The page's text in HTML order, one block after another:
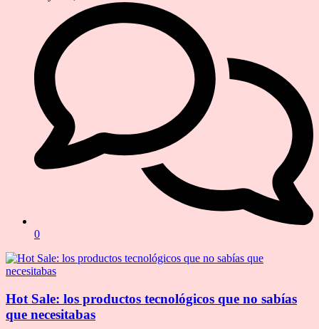
0
Hot Sale: los productos tecnológicos que no sabías
que necesitabas